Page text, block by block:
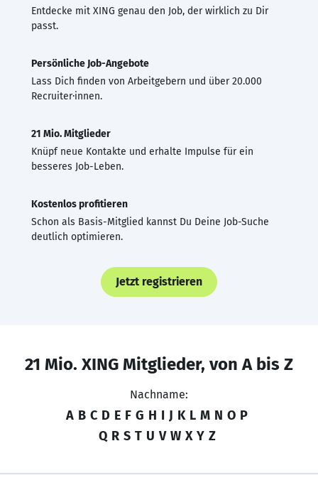
Entdecke mit XING genau den Job, der wirklich zu Dir
passt.
Persönliche Job-Angebote
Lass Dich finden von Arbeitgebern und über 20.000
Recruiter·innen.
21 Mio. Mitglieder
Knüpf neue Kontakte und erhalte Impulse für ein
besseres Job-Leben.
Kostenlos profitieren
Schon als Basis-Mitglied kannst Du Deine Job-Suche
deutlich optimieren.
Jetzt registrieren
21 Mio. XING Mitglieder, von A bis Z
Nachname:
A B C D E F G H I J K L M N O P
Q R S T U V W X Y Z